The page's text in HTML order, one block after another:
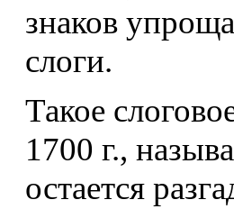
знаков
слоги.
Такое
1700 г.,
остается